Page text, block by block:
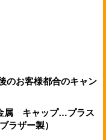
のお客様都合のキャン
属 キャップ…プラス
ザー製）